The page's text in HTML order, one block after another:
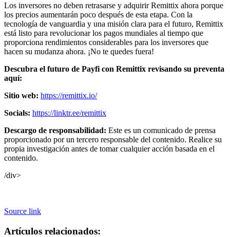
Los inversores no deben retrasarse y adquirir Remittix ahora porque
los precios aumentarán poco después de esta etapa. Con la
tecnología de vanguardia y una misión clara para el futuro, Remittix
está listo para revolucionar los pagos mundiales al tiempo que
proporciona rendimientos considerables para los inversores que
hacen su mudanza ahora. ¡No te quedes fuera!
Descubra el futuro de Payfi con Remittix revisando su preventa
aquí:
Sitio web: https://remittix.io/
Socials: https://linktr.ee/remittix
Descargo de responsabilidad: Este es un comunicado de prensa
proporcionado por un tercero responsable del contenido. Realice su
propia investigación antes de tomar cualquier acción basada en el
contenido.
/div>
Source link
Artículos relacionados: